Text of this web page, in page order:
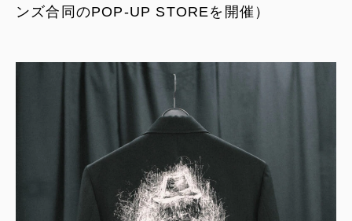
ンズ合同のPOP-UP STOREを開催）